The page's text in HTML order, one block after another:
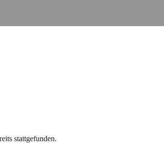
stattgefunden.